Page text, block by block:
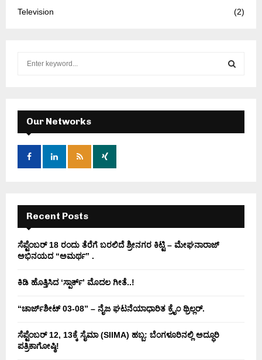
Television
(2)
f
o
:
E
A
H
Our Networks
Recent Posts
ಸೆಪ್ಟೆಂಬರ್ 18 ರಂದು ತೆರೆಗೆ ಬರಲಿದೆ ಶ್ರೀನಗರ ಕಿಟ್ಟಿ – ಮೇಘನಾರಾಜ್
ಅಭಿನಯದ “ಅಮರ್ಥ” .
ಕಿಡಿ‌‌ ಹೊತ್ತಿಸಿದ ‘ಸ್ಪಾರ್ಕ್’ ಮೊದಲ‌ ಗೀತೆ..!
“ಚಾರ್ಜ್‌ಶೀಟ್ 03-08” – ನೈಜ ಘಟನೆಯಾಧಾರಿತ ಕ್ರೈಂ ಥ್ರಿಲ್ಲರ್.
ಸೆಪ್ಟೆಂಬರ್ 12, 13ಕ್ಕೆ ಸೈಮಾ (SIIMA) ಹಬ್ಬ: ಬೆಂಗಳೂರಿನಲ್ಲಿ ಅದ್ಧೂರಿ
ಪತ್ರಿಕಾಗೋಷ್ಠಿ!